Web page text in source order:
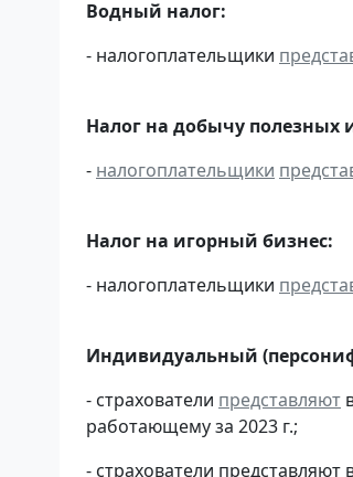
Водный налог:
- налогоплательщики
Налог на добычу полезных
- налогоплательщики
Налог на игорный бизнес:
- налогоплательщики
Индивидуальный
- страхователи представляют
работающему за 2023 г.;
- страхователи представляют